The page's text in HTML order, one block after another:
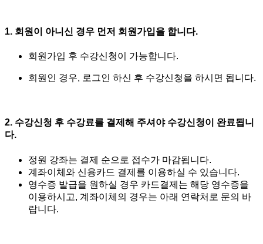
1. 회원이 아니신 경우 먼저 회원가입을 합니다.
회원가입 후 수강신청이 가능합니다.
회원인 경우, 로그인 하신 후 수강신청을 하시면 됩니다.
2. 수강신청 후 수강료를 결제해 주셔야 수강신청이 완료됩니
다.
정원 강좌는 결제 순으로 접수가 마감됩니다.
계좌이체와 신용카드 결제를 이용하실 수 있습니다.
영수증 발급을 원하실 경우 카드결제는 해당 영수증을
이용하시고, 계좌이체의 경우는 아래 연락처로 문의 바
랍니다.